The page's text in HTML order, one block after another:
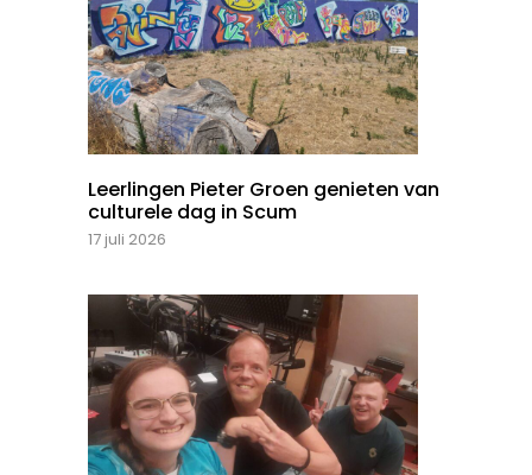
Leerlingen Pieter Groen genieten van
culturele dag in Scum
17 juli 2026